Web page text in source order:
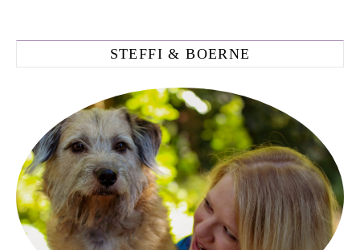
STEFFI & BOERNE